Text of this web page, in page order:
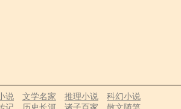
说 文学名家 推理小说
科幻小说